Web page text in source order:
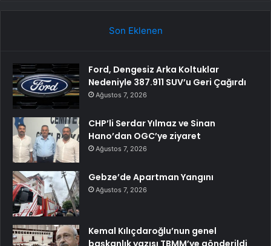
Son Eklenen
Ford, Dengesiz Arka Koltuklar
Nedeniyle 387.911 SUV’u Geri Çağırdı
Ağustos 7, 2026
CHP’li Serdar Yılmaz ve Sinan
Hano’dan OGC’ye ziyaret
Ağustos 7, 2026
Gebze’de Apartman Yangını
Ağustos 7, 2026
Kemal Kılıçdaroğlu’nun genel